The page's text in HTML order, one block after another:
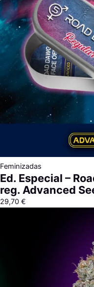
Feminizadas
Ed. Especial –
reg. Advanced
29,70 €
hasta
313,40 €